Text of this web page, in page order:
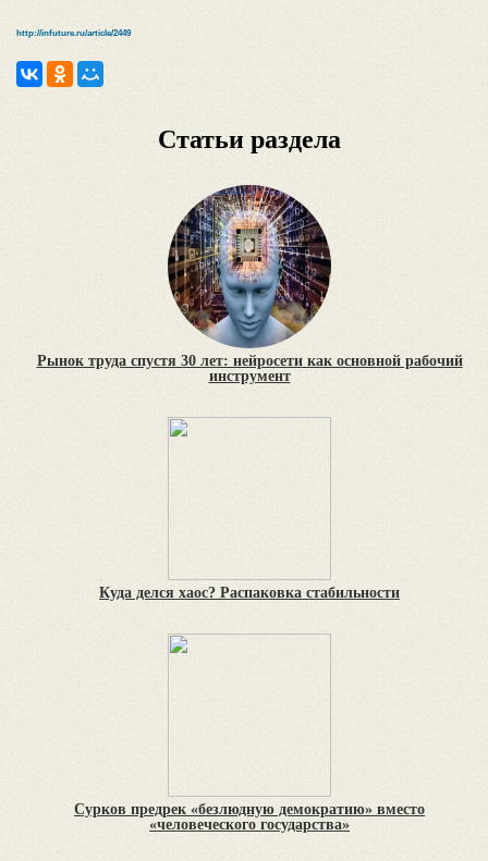
http://infuture.ru/article/2449
Статьи раздела
Рынок труда спустя 30 лет: нейросети как основной рабочий
инструмент
Куда делся хаос? Распаковка стабильности
Сурков предрек «безлюдную демократию» вместо
«человеческого государства»